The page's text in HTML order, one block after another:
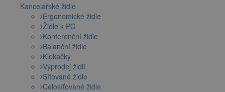
Kancelářské židle
Ergonomické židle
Židle k PC
Konferenční židle
Balanční židle
Klekačky
Výprodej židlí
Síťované židle
Celosíťované židle